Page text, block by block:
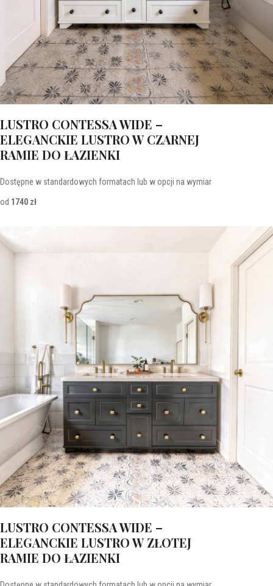
LUSTRO CONTESSA WIDE –
ELEGANCKIE LUSTRO W CZARNEJ
RAMIE DO ŁAZIENKI
Dostępne w standardowych formatach lub w opcji na wymiar
od 1740 zł
LUSTRO CONTESSA WIDE –
ELEGANCKIE LUSTRO W ZŁOTEJ
RAMIE DO ŁAZIENKI